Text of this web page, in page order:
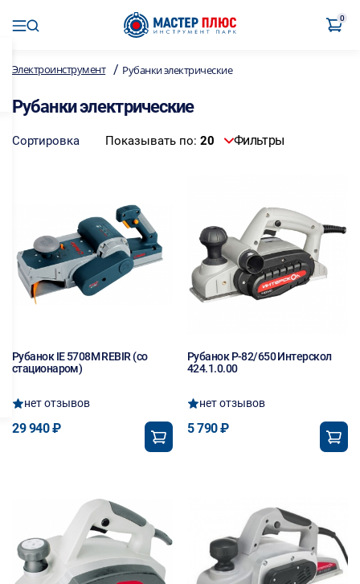
0
Электроинструмент / Рубанки электрические
Рубанки электрические
Сортировка Показывать по: 20 Фильтры
Рубанок IE 5708M REBIR (со
стационаром)
нет отзывов
29 940 ₽
Рубанок Р-82/650 Интерскол
424.1.0.00
нет отзывов
5 790 ₽